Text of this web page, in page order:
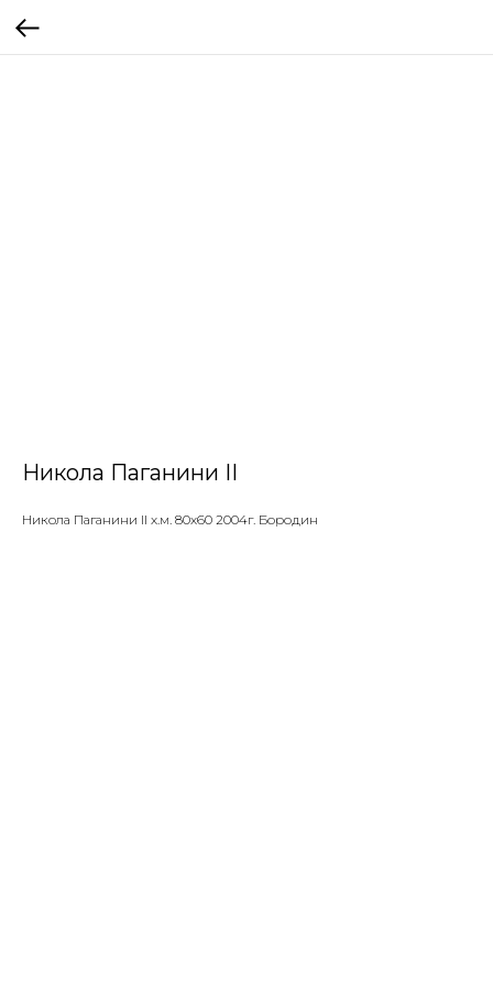
Никола Паганини II
Никола Паганини II х.м. 80х60 2004г. Бородин